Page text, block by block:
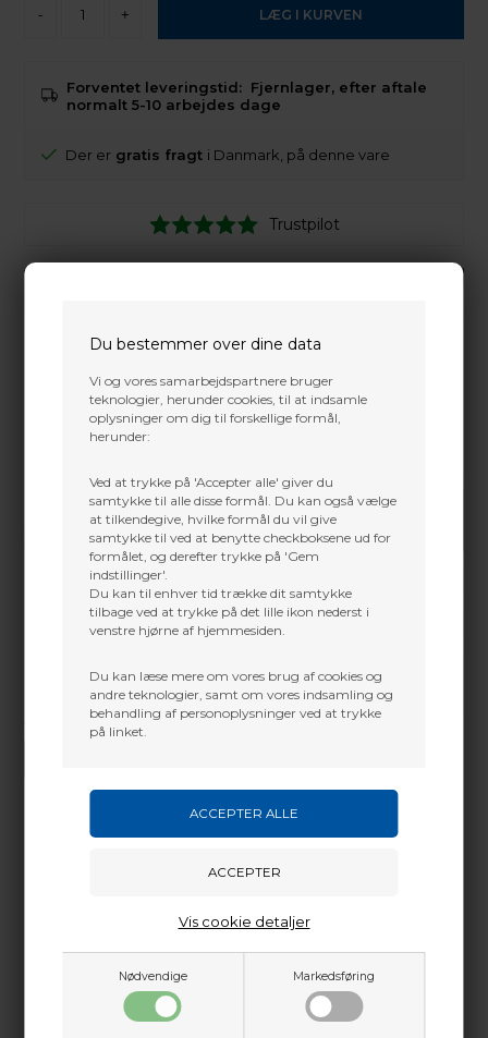
Du bestemmer over dine data
Vi og vores samarbejdspartnere bruger
teknologier, herunder cookies, til at indsamle
oplysninger om dig til forskellige formål,
herunder:
Ved at trykke på 'Accepter alle' giver du
samtykke til alle disse formål. Du kan også vælge
at tilkendegive, hvilke formål du vil give
samtykke til ved at benytte checkboksene ud for
formålet, og derefter trykke på 'Gem
indstillinger'.
Du kan til enhver tid trække dit samtykke
tilbage ved at trykke på det lille ikon nederst i
venstre hjørne af hjemmesiden.
Du kan læse mere om vores brug af cookies og
andre teknologier, samt om vores indsamling og
behandling af personoplysninger ved at trykke
på linket.
Nødvendige Markedsføring
Vis cookie detaljer
- +
Forventet leveringstid: Fjernlager, efter aftale
normalt 5-10 arbejdes dage
Der er gratis fragt i Danmark, på denne vare
Trustpilot
martin@baldurs-archery.dk
+45 9718 3356
Vi gør vores bedste for at besvare alle henvendelser indenfor 24 timer.
Dette passer godt sammen.